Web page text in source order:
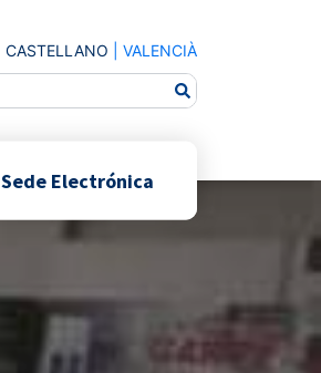
CASTELLANO VALENCIÀ
Sede Electrónica